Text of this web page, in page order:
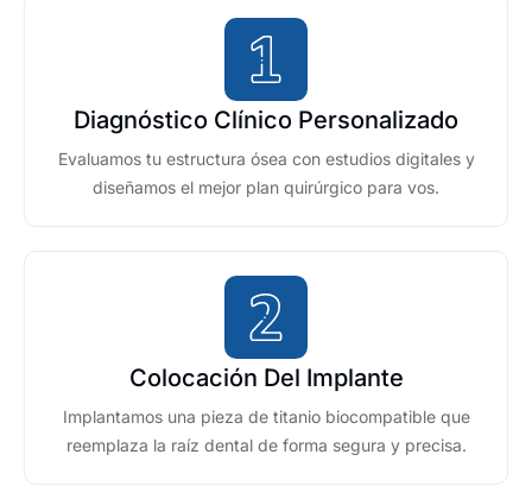
Diagnóstico Clínico Personalizado
Evaluamos tu estructura ósea con estudios digitales y
diseñamos el mejor plan quirúrgico para vos.
Colocación Del Implante
Implantamos una pieza de titanio biocompatible que
reemplaza la raíz dental de forma segura y precisa.